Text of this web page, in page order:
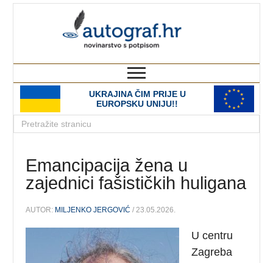
UKRAJINA ČIM PRIJE U
EUROPSKU UNIJU!!
Emancipacija žena u
zajednici fašističkih huligana
AUTOR: MILJENKO JERGOVIĆ / 23.05.2026.
U centru
Zagreba